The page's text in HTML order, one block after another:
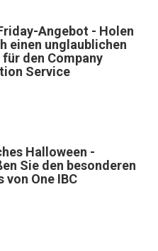
Angebot - Holen
einen unglaublichen
für den Company
Service
Halloween -
Sie den besonderen
von One IBC